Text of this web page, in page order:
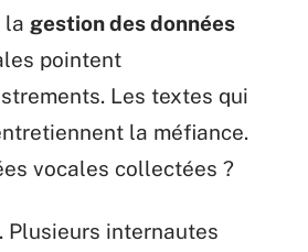
la gestion des données
pointent
Les textes qui
la méfiance.
vocales collectées ?
. Plusieurs internautes